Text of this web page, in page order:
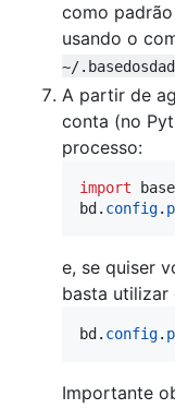
como
usando o
~/
A partir de
conta (no
processo:
import
bd . config.
e, se quiser
basta utilizar
bd . config.
Importante